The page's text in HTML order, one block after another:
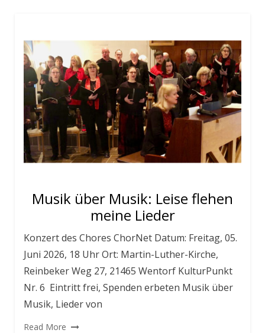
Musik über Musik: Leise flehen
meine Lieder
Konzert des Chores ChorNet Datum: Freitag, 05.
Juni 2026, 18 Uhr Ort: Martin-Luther-Kirche,
Reinbeker Weg 27, 21465 Wentorf KulturPunkt
Nr. 6 Eintritt frei, Spenden erbeten Musik über
Musik, Lieder von
Read More